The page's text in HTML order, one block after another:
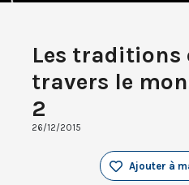
Les traditions
travers le
2
26/12/2015
Ajouter à